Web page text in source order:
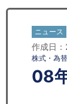
日本人にPR
コンサル
ニュース
作成日
株式・為
08